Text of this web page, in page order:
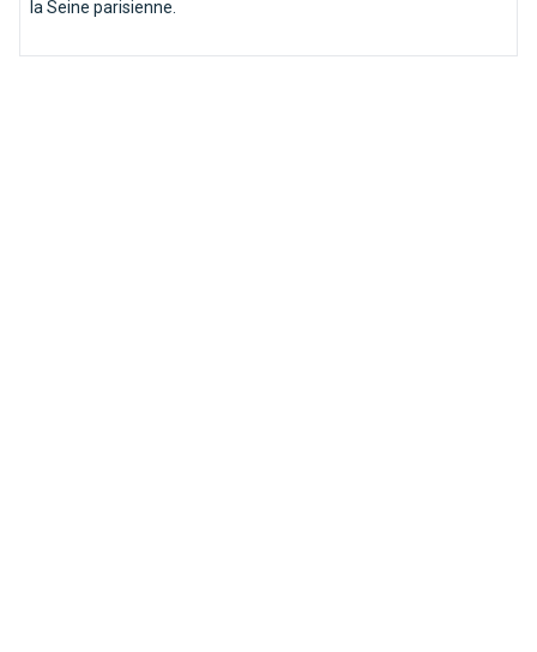
la Seine parisienne.